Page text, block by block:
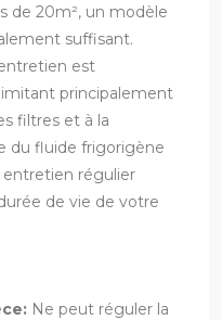
de 20m², un modèle
suffisant.
est
principalement
filtres et à la
du fluide frigorigène
entretien régulier
de vie de votre
Ne peut réguler la